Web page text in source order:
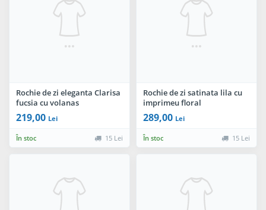
Rochie de zi eleganta Clarisa
fucsia cu volanas
219,00 Lei
În stoc 15 Lei
Rochie de zi satinata lila cu
imprimeu floral
289,00 Lei
În stoc 15 Lei